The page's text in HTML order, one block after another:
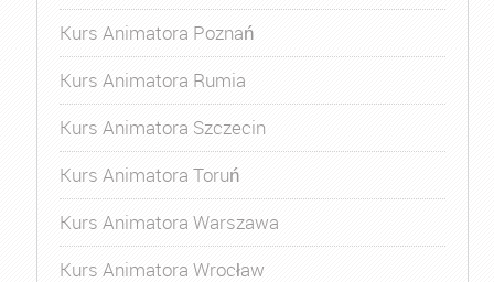
Kurs Animatora Poznań
Kurs Animatora Rumia
Kurs Animatora Szczecin
Kurs Animatora Toruń
Kurs Animatora Warszawa
Kurs Animatora Wrocław